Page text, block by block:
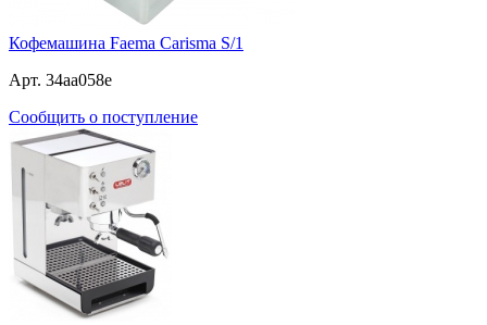
Кофемашина Faema Carisma S/1
Арт. 34aa058e
Сообщить о поступление